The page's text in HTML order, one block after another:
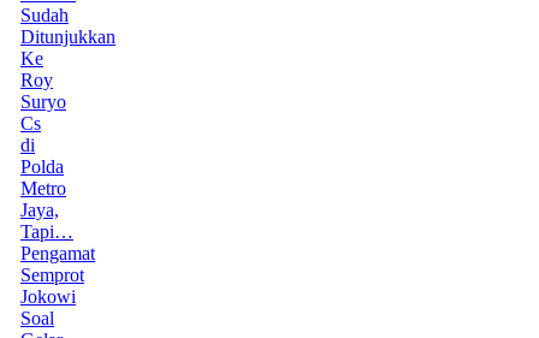
Sudah
Ditunjukkan
Ke
Roy
Suryo
Cs
di
Polda
Metro
Jaya,
Tapi…
Pengamat
Semprot
Jokowi
Soal